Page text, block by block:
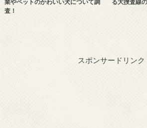
業やペットのかわいい犬について調
査！
る大捜査線
スポンサードリンク